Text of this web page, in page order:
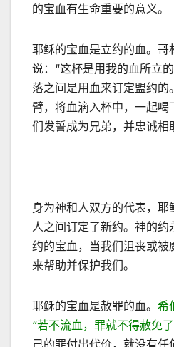
的宝血有生命重要的意义。
耶稣的宝血是立约的血。
说：“这杯是用我的血所立
落之间是用血来订定盟约
臂，将血滴入杯中，一起喝
们发誓成为兄弟，并忠诚相
身为神和人双方的代表，耶
人之间订定了新约。神的
约的宝血，当我们沮丧或被
来帮助并保护我们。
耶稣的宝血是赦罪的血。 希
“若不流血，罪就不得赦免
己的罪付出代价，就没有